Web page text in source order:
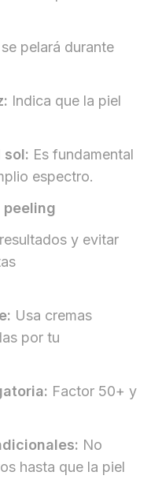
pelará durante
Indica que la piel
sol: Es fundamental
espectro.
peeling
y evitar
Usa cremas
por tu
Factor 50+ y
No
hasta que la piel